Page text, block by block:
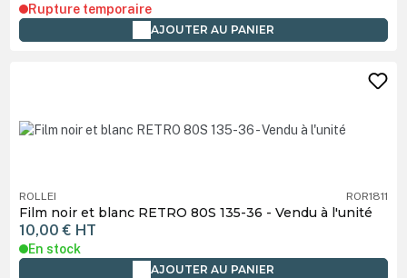
Rupture temporaire
AJOUTER AU PANIER
ROLLEI ROR1811
Film noir et blanc RETRO 80S 135-36 - Vendu à l'unité
10,00 € HT
En stock
AJOUTER AU PANIER